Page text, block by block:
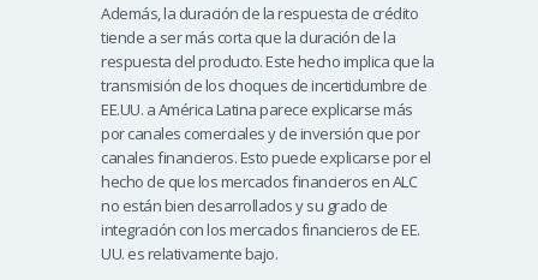
Además, la duración de la respuesta de crédito
tiende a ser más corta que la duración de la
respuesta del producto. Este hecho implica que la
transmisión de los choques de incertidumbre de
EE.UU. a América Latina parece explicarse más
por canales comerciales y de inversión que por
canales financieros. Esto puede explicarse por el
hecho de que los mercados financieros en ALC
no están bien desarrollados y su grado de
integración con los mercados financieros de EE.
UU. es relativamente bajo.